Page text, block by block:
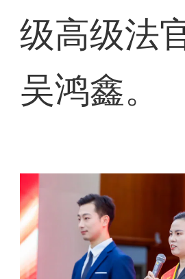
级高级法
吴鸿鑫。